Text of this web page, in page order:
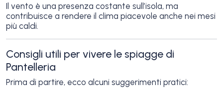
Il vento è una presenza costante sull’isola, ma
contribuisce a rendere il clima piacevole anche nei mesi
più caldi.
Consigli utili per vivere le spiagge di
Pantelleria
Prima di partire, ecco alcuni suggerimenti pratici: